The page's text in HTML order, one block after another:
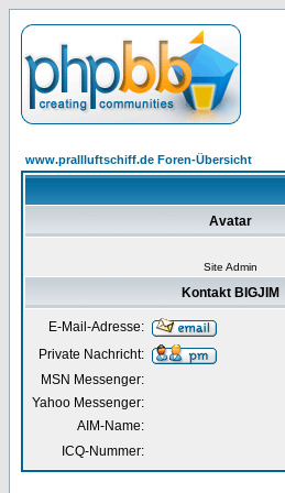
www.prallluftschiff.de Foren-Übersicht
Avatar
Site Admin
Kontakt BIGJIM
E-Mail-Adresse:
Private Nachricht:
MSN Messenger:
Yahoo Messenger:
AIM-Name:
ICQ-Nummer: